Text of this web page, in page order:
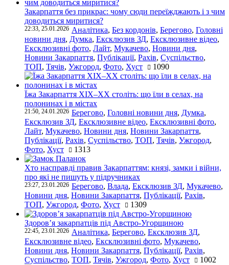
Закарпаття без прикрас: чому сюди переїжджають і з чим
доводиться миритися?
22:33, 25.01.2026 Аналітика, Без кордонів, Берегово, Головні
новини дня, Думка, Ексклюзив ЗД, Ексклюзивне відео,
Ексклюзивні фото, Лайт, Мукачево, Новини дня,
Новини Закарпаття, Публікації, Рахів, Суспільство,
ТОП, Тячів, Ужгород, Фото, Хуст 1090
Їжа Закарпаття ХІХ–ХХ століть: що їли в селах, на
полонинах і в містах
21:50, 24.01.2026 Берегово, Головні новини дня, Думка,
Ексклюзив ЗД, Ексклюзивне відео, Ексклюзивні фото,
Лайт, Мукачево, Новини дня, Новини Закарпаття,
Публікації, Рахів, Суспільство, ТОП, Тячів, Ужгород,
Фото, Хуст 1313
Хто насправді правив Закарпаттям: князі, замки і війни,
про які не пишуть у підручниках
23:27, 23.01.2026 Берегово, Влада, Ексклюзив ЗД, Мукачево,
Новини дня, Новини Закарпаття, Публікації, Рахів,
ТОП, Ужгород, Фото, Хуст 1309
Здоров’я закарпатців під Австро-Угорщиною
22:45, 23.01.2026 Аналітика, Берегово, Ексклюзив ЗД,
Ексклюзивне відео, Ексклюзивні фото, Мукачево,
Новини дня, Новини Закарпаття, Публікації, Рахів,
Суспільство, ТОП, Тячів, Ужгород, Фото, Хуст 1002